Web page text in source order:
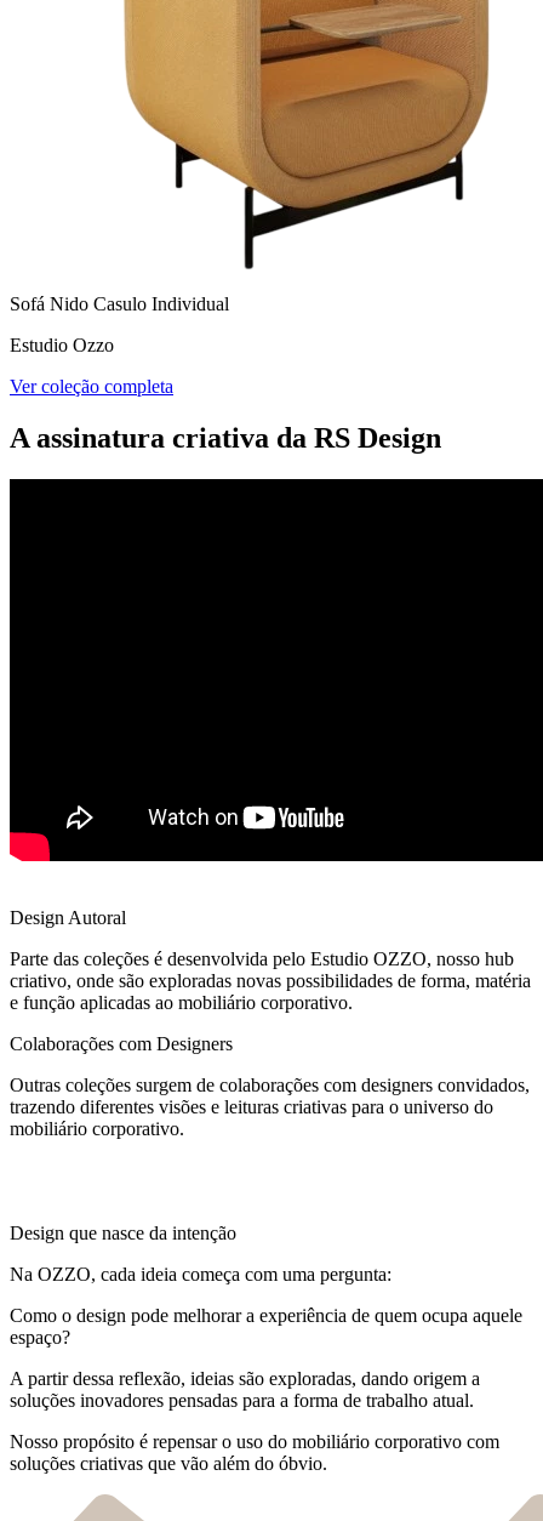
Sofá Nido Casulo Individual
Estudio Ozzo
Ver coleção completa
A assinatura criativa da RS Design
Design Autoral
Parte das coleções é desenvolvida pelo Estudio OZZO, nosso hub
criativo, onde são exploradas novas possibilidades de forma, matéria
e função aplicadas ao mobiliário corporativo.
Colaborações com Designers
Outras coleções surgem de colaborações com designers convidados,
trazendo diferentes visões e leituras criativas para o universo do
mobiliário corporativo.
Design que nasce da intenção
Na OZZO, cada ideia começa com uma pergunta:
Como o design pode melhorar a experiência de quem ocupa aquele
espaço?
A partir dessa reflexão, ideias são exploradas, dando origem a
soluções inovadores pensadas para a forma de trabalho atual.
Nosso propósito é repensar o uso do mobiliário corporativo com
soluções criativas que vão além do óbvio.